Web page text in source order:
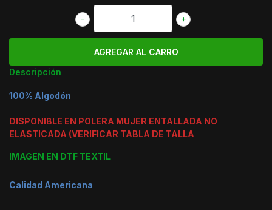
+
-
Descripción
100% Algodón
DISPONIBLE EN POLERA MUJER ENTALLADA NO
ELASTICADA (VERIFICAR TABLA DE TALLA
IMAGEN EN DTF TEXTIL
Calidad Americana